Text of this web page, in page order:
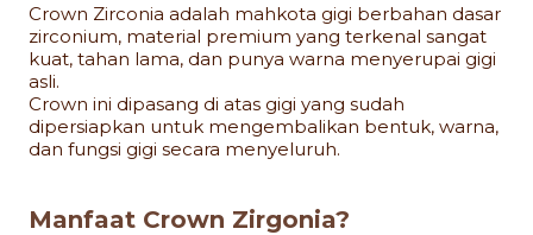
Crown Zirconia adalah mahkota gigi berbahan dasar
zirconium, material premium yang terkenal sangat
kuat, tahan lama, dan punya warna menyerupai gigi
asli.
Crown ini dipasang di atas gigi yang sudah
dipersiapkan untuk mengembalikan bentuk, warna,
dan fungsi gigi secara menyeluruh.
Manfaat Crown Zirgonia?